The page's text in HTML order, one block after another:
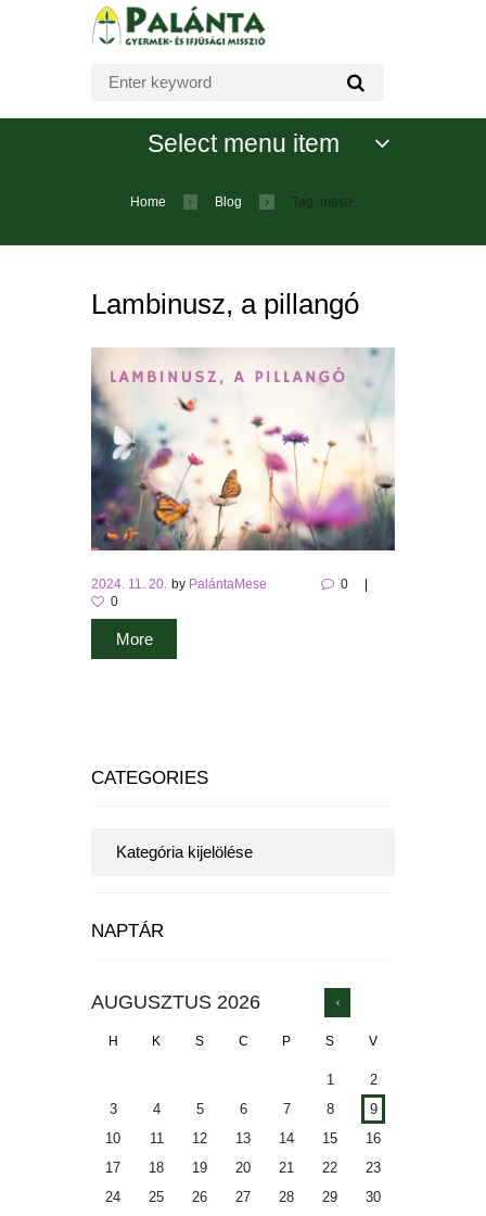
Select menu item
Home Blog Tag: mese
Lambinusz, a pillangó
2024. 11. 20. by PalántaMese
0
0
More
CATEGORIES
NAPTÁR
AUGUSZTUS 2026
H K S C P S V
1
2
3
4 5 6 7 8
9
10
11 12 13 14 15
16
17
18 19 20 21 22
23
24
25 26 27 28 29
30